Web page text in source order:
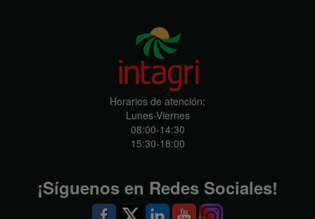
Horarios de atención:
Lunes-Viernes
08:00-14:30
15:30-18:00
¡Síguenos en Redes Sociales!